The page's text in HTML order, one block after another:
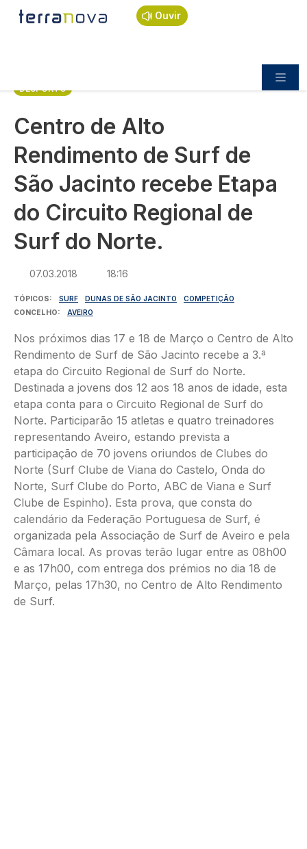
Passar para o conteúdo principal
Ouvir
Navegação estrutural
Início
Desporto
Centro de Alto Rendimento de Surf de São
DESPORTO
Centro de Alto
Rendimento de Surf de
São Jacinto recebe Etapa
do Circuito Regional de
Surf do Norte.
07.03.2018 18:16
TÓPICOS SURF DUNAS DE SÃO JACINTO
COMPETIÇÃO
CONCELHO
AVEIRO
Nos próximos dias 17 e 18 de Março o Centro de Alto
Rendimento de Surf de São Jacinto recebe a 3.ª
etapa do Circuito Regional de Surf do Norte.
Destinada a jovens dos 12 aos 18 anos de idade, esta
etapa conta para o Circuito Regional de Surf do
Norte. Participarão 15 atletas e quatro treinadores
representando Aveiro, estando prevista a
participação de 70 jovens oriundos de Clubes do
Norte (Surf Clube de Viana do Castelo, Onda do
Norte, Surf Clube do Porto, ABC de Viana e Surf
Clube de Espinho). Esta prova, que consta do
calendário da Federação Portuguesa de Surf, é
organizada pela Associação de Surf de Aveiro e pela
Câmara local. As provas terão lugar entre as 08h00
e as 17h00, com entrega dos prémios no dia 18 de
Março, pelas 17h30, no Centro de Alto Rendimento
de Surf.